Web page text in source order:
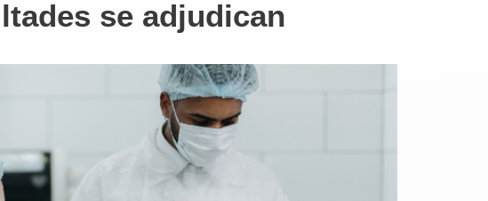
se adjudican